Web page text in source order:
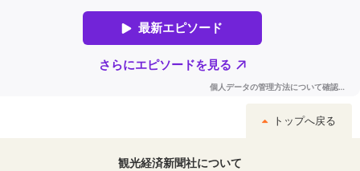
トップへ戻る
観光経済新聞社について